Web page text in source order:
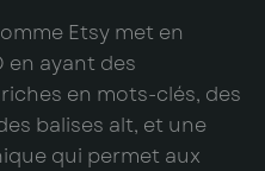
Etsy met en
en ayant des
en mots-clés, des
balises alt, et une
qui permet aux